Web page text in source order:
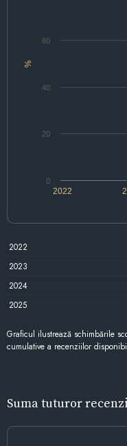
%
2022
0
20
40
60
2022
2023
2024
2025
Graficul ilustrează schimbările
cumulative a recenziilor
Suma tuturor